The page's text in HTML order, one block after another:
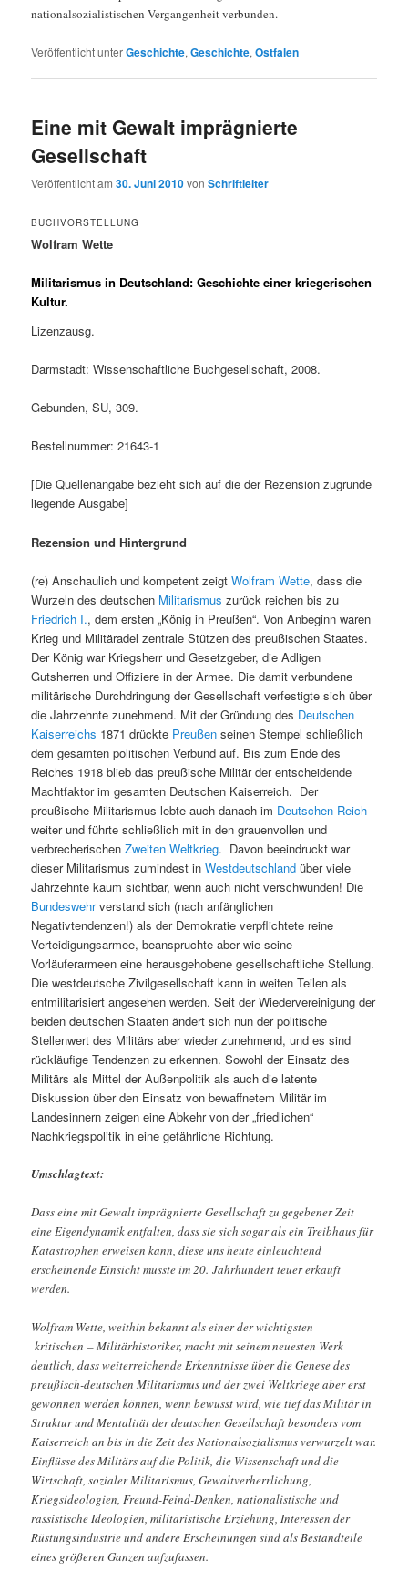
nationalsozialistischen Vergangenheit verbunden.
Veröffentlicht unterGeschichte,Geschichte,Ostfalen
Eine mit Gewalt imprägnierte
Gesellschaft
Veröffentlicht am30. Juni 2010vonSchriftleiter
BUCHVORSTELLUNG
Wolfram Wette
Militarismus in Deutschland: Geschichte einer kriegerischen
Kultur.
Lizenzausg.
Darmstadt: Wissenschaftliche Buchgesellschaft, 2008.
Gebunden, SU, 309.
Bestellnummer: 21643-1
[Die Quellenangabe bezieht sich auf die der Rezension zugrunde
liegende Ausgabe]
Rezension und Hintergrund
(re) Anschaulich und kompetent zeigtWolfram Wette, dass die
Wurzeln des deutschen Militarismus zurück reichen bis zu
Friedrich I., dem ersten „König in Preußen“. Von Anbeginn waren
Krieg und Militäradel zentrale Stützen des preußischen Staates.
Der König war Kriegsherr und Gesetzgeber, die Adligen
Gutsherren und Offiziere in der Armee. Die damit verbundene
militärische Durchdringung der Gesellschaft verfestigte sich über
die Jahrzehnte zunehmend. Mit der Gründung des Deutschen
Kaiserreichs 1871 drückte Preußen seinen Stempel schließlich
dem gesamten politischen Verbund auf. Bis zum Ende des
Reiches 1918 blieb das preußische Militär der entscheidende
Machtfaktor im gesamten Deutschen Kaiserreich. Der
preußische Militarismus lebte auch danach im Deutschen Reich
weiter und führte schließlich mit in den grauenvollen und
verbrecherischenZweiten Weltkrieg. Davon beeindruckt war
dieser Militarismus zumindest inWestdeutschland über viele
Jahrzehnte kaum sichtbar, wenn auch nicht verschwunden! Die
Bundeswehrverstand sich (nach anfänglichen
Negativtendenzen!) als der Demokratie verpflichtete reine
Verteidigungsarmee, beanspruchte aber wie seine
Vorläuferarmeen eine herausgehobene gesellschaftliche Stellung.
Die westdeutsche Zivilgesellschaft kann in weiten Teilen als
entmilitarisiert angesehen werden. Seit der Wiedervereinigung der
beiden deutschen Staaten ändert sich nun der politische
Stellenwert des Militärs aber wieder zunehmend, und es sind
rückläufige Tendenzen zu erkennen. Sowohl der Einsatz des
Militärs als Mittel der Außenpolitik als auch die latente
Diskussion über den Einsatz von bewaffnetem Militär im
Landesinnern zeigen eine Abkehr von der „friedlichen“
Nachkriegspolitik in eine gefährliche Richtung.
Umschlagtext:
Dass eine mit Gewalt imprägnierte Gesellschaft zu gegebener Zeit
eine Eigendynamik entfalten, dass sie sich sogar als ein Treibhaus für
Katastrophen erweisen kann, diese uns heute einleuchtend
erscheinende Einsicht musste im 20. Jahrhundert teuer erkauft
werden.
Wolfram Wette, weithin bekannt als einer der wichtigsten –
kritischen – Militärhistoriker, macht mit seinem neuesten Werk
deutlich, dass weiterreichende Erkenntnisse über die Genese des
preußisch-deutschen Militarismus und der zwei Weltkriege aber erst
gewonnen werden können, wenn bewusst wird, wie tief das Militär in
Struktur und Mentalität der deutschen Gesellschaft besonders vom
Kaiserreich an bis in die Zeit des Nationalsozialismus verwurzelt war.
Einflüsse des Militärs auf die Politik, die Wissenschaft und die
Wirtschaft, sozialer Militarismus, Gewaltverherrlichung,
Kriegsideologien, Freund-Feind-Denken, nationalistische und
rassistische Ideologien, militaristische Erziehung, Interessen der
Rüstungsindustrie und andere Erscheinungen sind als Bestandteile
eines größeren Ganzen aufzufassen.